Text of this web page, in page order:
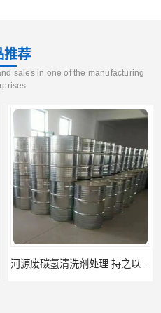
推荐
sales in one of the manufacturing